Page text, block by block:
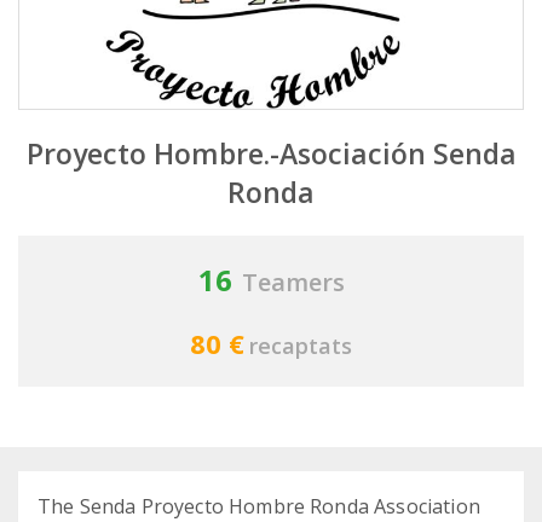
Proyecto Hombre.-Asociación Senda
Ronda
16 Teamers
80 € recaptats
The Senda Proyecto Hombre Ronda Association